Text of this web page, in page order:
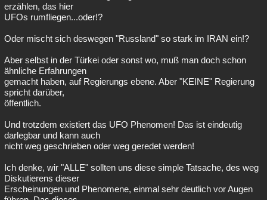
erzählen, das hier
UFOs rumfliegen...oder!?
Oder mischt sich deswegen "Russland" so stark im IRAN ein!?
Aber selbst in der Türkei oder sonst wo, muß man doch schon
ähnliche Erfahrungen
gemacht haben, auf Regierungs ebene. Aber "KEINE" Regierung
spricht darüber,
öffentlich.
Und trotzdem existiert das UFO Phenomen! Das ist eindeutig
darlegbar und kann auch
nicht weg geschrieben oder weg geredet werden!
Ich denke, wir "ALLE" sollten uns diese simple Tatsache, des weg
Diskutierens dieser
Erscheinungen und Phenomene, einmal sehr deutlich vor Augen